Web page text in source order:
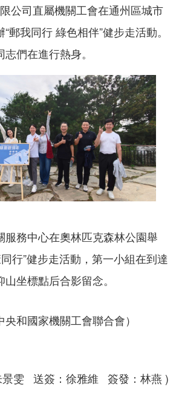
公司直屬機關工會在通州區城市
郵我同行 綠色相伴”健步走活動。
志們在進行熱身。
服務中心在奧林匹克森林公園舉
行”健步走活動，第一小組在到達
山坐標點后合影留念。
央和國家機關工會聯合會）
景雯 送簽：徐雅維 簽發：林燕 )